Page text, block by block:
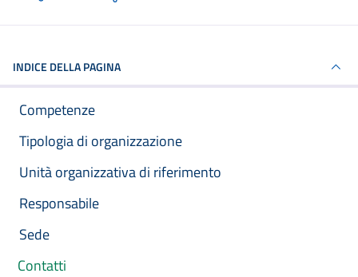
INDICE DELLA PAGINA
Competenze
Tipologia di organizzazione
Unità organizzativa di riferimento
Responsabile
Sede
Contatti